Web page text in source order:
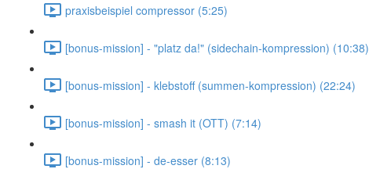
praxisbeispiel compressor (5:25)
[bonus-mission] - "platz da!" (sidechain-kompression) (10:38)
[bonus-mission] - klebstoff (summen-kompression) (22:24)
[bonus-mission] - smash it (OTT) (7:14)
[bonus-mission] - de-esser (8:13)